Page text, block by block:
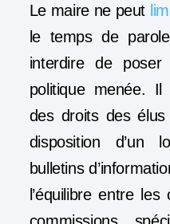
Le maire ne peut
le temps de
interdire de
politique menée.
des droits des
disposition d’un
bulletins
l’équilibre entre